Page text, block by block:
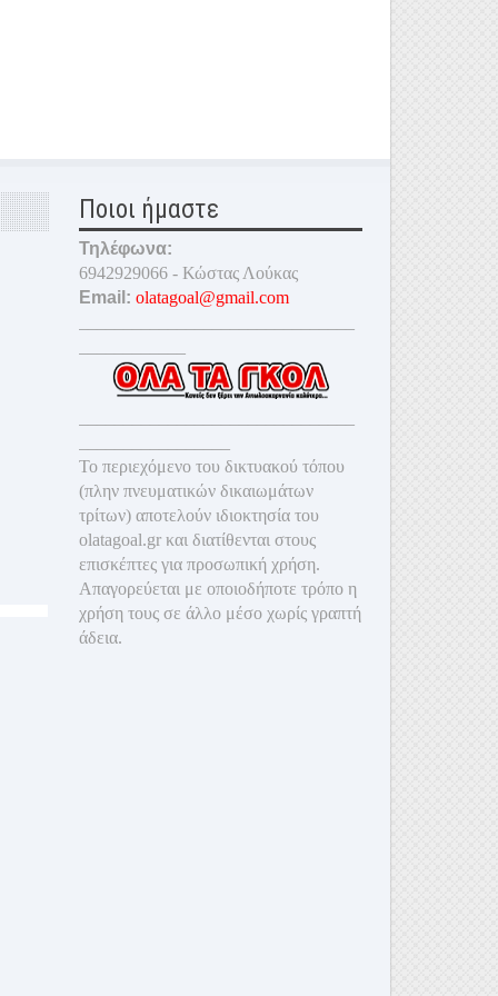
Ποιοι ήμαστε
Τηλέφωνα:
6942929066 - Κώστας Λούκας
Email: olatagoal@gmail.com
Το περιεχόμενο του δικτυακού τόπου
(πλην πνευματικών δικαιωμάτων
τρίτων) αποτελούν ιδιοκτησία του
olatagoal.gr και διατίθενται στους
επισκέπτες για προσωπική χρήση.
Απαγορεύεται με οποιοδήποτε τρόπο η
χρήση τους σε άλλο μέσο χωρίς γραπτή
άδεια.